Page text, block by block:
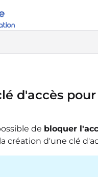
Index
index at: https://
available pages before
d'accès
de bloquer
création d'une clé